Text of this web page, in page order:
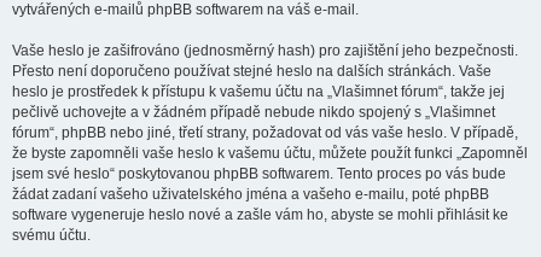
vytvářených e-mailů phpBB softwarem na váš e-mail.
Vaše heslo je zašifrováno (jednosměrný hash) pro zajištění jeho bezpečnosti.
Přesto není doporučeno používat stejné heslo na dalších stránkách. Vaše
heslo je prostředek k přístupu k vašemu účtu na „Vlašimnet fórum“, takže jej
pečlivě uchovejte a v žádném případě nebude nikdo spojený s „Vlašimnet
fórum“, phpBB nebo jiné, třetí strany, požadovat od vás vaše heslo. V případě,
že byste zapomněli vaše heslo k vašemu účtu, můžete použít funkci „Zapomněl
jsem své heslo“ poskytovanou phpBB softwarem. Tento proces po vás bude
žádat zadaní vašeho uživatelského jména a vašeho e-mailu, poté phpBB
software vygeneruje heslo nové a zašle vám ho, abyste se mohli přihlásit ke
svému účtu.